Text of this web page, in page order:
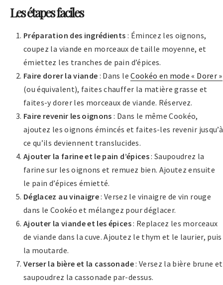
Les étapes faciles
Préparation des ingrédients : Émincez les oignons,
coupez la viande en morceaux de taille moyenne, et
émiettez les tranches de pain d’épices.
Faire dorer la viande : Dans leCookéo en mode « Dorer »
(ou équivalent), faites chauffer la matière grasse et
faites-y dorer les morceaux de viande. Réservez.
Faire revenir les oignons : Dans le même Cookéo,
ajoutez les oignons émincés et faites-les revenir jusqu’à
ce qu’ils deviennent translucides.
Ajouter la farine et le pain d’épices: Saupoudrez la
farine sur les oignons et remuez bien. Ajoutez ensuite
le pain d’épices émietté.
Déglacez au vinaigre: Versez le vinaigre de vin rouge
dans le Cookéo et mélangez pour déglacer.
Ajouter la viande et les épices: Replacez les morceaux
de viande dans la cuve. Ajoutez le thym et le laurier, puis
la moutarde.
Verser la bière et la cassonade: Versez la bière brune et
saupoudrez la cassonade par-dessus.